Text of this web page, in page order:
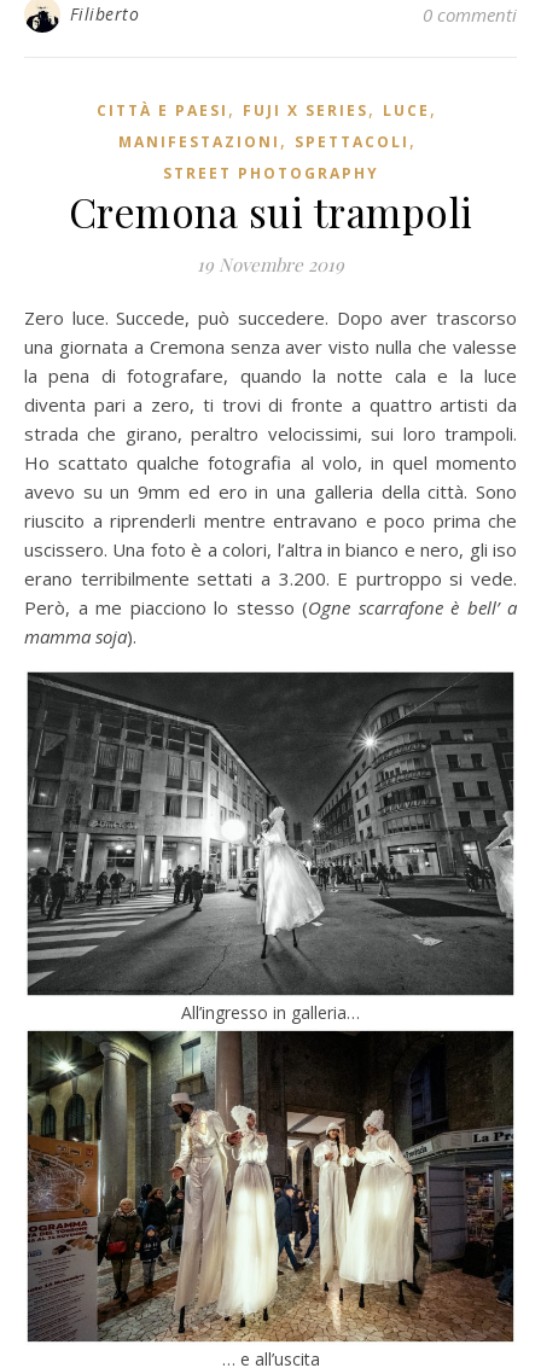
Filiberto 0 commenti
CITTÀ E PAESI , FUJI X SERIES, LUCE ,
MANIFESTAZIONI , SPETTACOLI ,
STREET PHOTOGRAPHY
Cremona sui trampoli
19 Novembre 2019
Zero luce. Succede, può succedere. Dopo aver trascorso
una giornata a Cremona senza aver visto nulla che valesse
la pena di fotografare, quando la notte cala e la luce
diventa pari a zero, ti trovi di fronte a quattro artisti da
strada che girano, peraltro velocissimi, sui loro trampoli.
Ho scattato qualche fotografia al volo, in quel momento
avevo su un 9mm ed ero in una galleria della città. Sono
riuscito a riprenderli mentre entravano e poco prima che
uscissero. Una foto è a colori, l’altra in bianco e nero, gli iso
erano terribilmente settati a 3.200. E purtroppo si vede.
Però, a me piacciono lo stesso (Ogne scarrafone è bell’ a
mamma soja).
All’ingresso in galleria…
… e all’uscita